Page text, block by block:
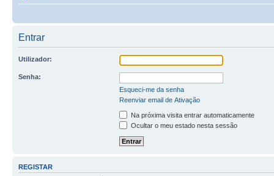
Entrar
Utilizador:
Senha:
Esqueci-me da senha
Reenviar email de Ativação
Na próxima visita entrar automaticamente
Ocultar o meu estado nesta sessão
REGISTAR